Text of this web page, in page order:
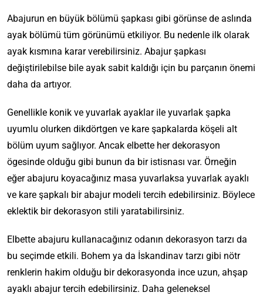
Abajurun en büyük bölümü şapkası gibi görünse de aslında
ayak bölümü tüm görünümü etkiliyor. Bu nedenle ilk olarak
ayak kısmına karar verebilirsiniz. Abajur şapkası
değiştirilebilse bile ayak sabit kaldığı için bu parçanın önemi
daha da artıyor.
Genellikle konik ve yuvarlak ayaklar ile yuvarlak şapka
uyumlu olurken dikdörtgen ve kare şapkalarda köşeli alt
bölüm uyum sağlıyor. Ancak elbette her dekorasyon
ögesinde olduğu gibi bunun da bir istisnası var. Örneğin
eğer abajuru koyacağınız masa yuvarlaksa yuvarlak ayaklı
ve kare şapkalı bir abajur modeli tercih edebilirsiniz. Böylece
eklektik bir dekorasyon stili yaratabilirsiniz.
Elbette abajuru kullanacağınız odanın dekorasyon tarzı da
bu seçimde etkili. Bohem ya da İskandinav tarzı gibi nötr
renklerin hakim olduğu bir dekorasyonda ince uzun, ahşap
ayaklı abajur tercih edebilirsiniz. Daha geleneksel